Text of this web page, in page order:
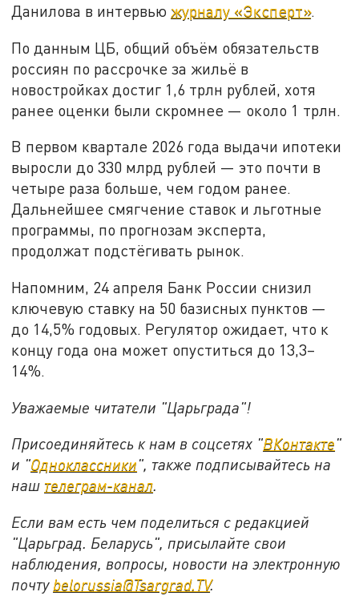
Данилова в интервью журналу «Эксперт».
По данным ЦБ, общий объём обязательств
россиян по рассрочке за жильё в
новостройках достиг 1,6 трлн рублей, хотя
ранее оценки были скромнее — около 1 трлн.
В первом квартале 2026 года выдачи ипотеки
выросли до 330 млрд рублей — это почти в
четыре раза больше, чем годом ранее.
Дальнейшее смягчение ставок и льготные
программы, по прогнозам эксперта,
продолжат подстёгивать рынок.
Напомним, 24 апреля Банк России снизил
ключевую ставку на 50 базисных пунктов —
до 14,5% годовых. Регулятор ожидает, что к
концу года она может опуститься до 13,3–
14%.
Уважаемые читатели "Царьграда"!
Присоединяйтесь к нам в соцсетях "ВКонтакте"
и "Одноклассники", также подписывайтесь на
наш телеграм-канал.
Если вам есть чем поделиться с редакцией
"Царьград. Беларусь", присылайте свои
наблюдения, вопросы, новости на электронную
почту belorussia@Tsargrad.TV.